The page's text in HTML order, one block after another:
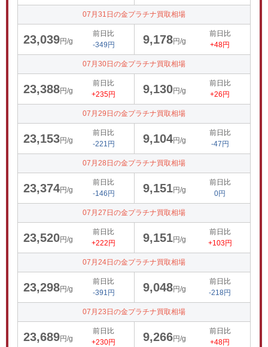
07月31日の金プラチナ買取相場
23,039円/g
前日比
-349円
9,178円/g
前日比
+48円
07月30日の金プラチナ買取相場
23,388円/g
前日比
+235円
9,130円/g
前日比
+26円
07月29日の金プラチナ買取相場
23,153円/g
前日比
-221円
9,104円/g
前日比
-47円
07月28日の金プラチナ買取相場
23,374円/g
前日比
-146円
9,151円/g
前日比
0円
07月27日の金プラチナ買取相場
23,520円/g
前日比
+222円
9,151円/g
前日比
+103円
07月24日の金プラチナ買取相場
23,298円/g
前日比
-391円
9,048円/g
前日比
-218円
07月23日の金プラチナ買取相場
23,689円/g
前日比
+230円
9,266円/g
前日比
+48円